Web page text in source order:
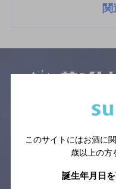
※それぞれのお店のメニュ
念のためお店にご確認の上
情
このサイトにはお酒に
歳以上の方
誕生年月日